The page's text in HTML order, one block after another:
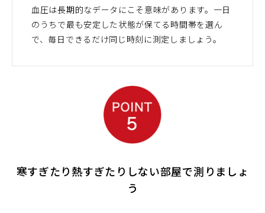
血圧は長期的なデータにこそ意味があります。一日
のうちで最も安定した状態が保てる時間帯を選ん
で、毎日できるだけ同じ時刻に測定しましょう。
寒すぎたり熱すぎたりしない部屋で測りましょ
う